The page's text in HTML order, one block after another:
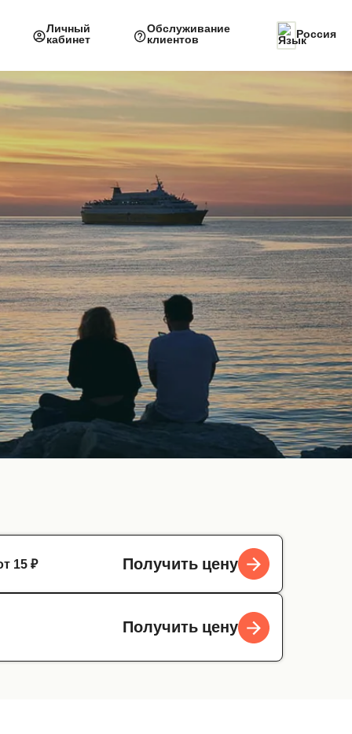
Личный
кабинет
Обслуживание
клиентов
Россия
15 ₽ Получить цену
Получить цену